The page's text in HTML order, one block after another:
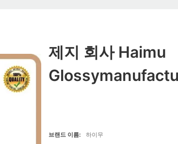
제지 회사 Haimu
브랜드 이름:
하이무